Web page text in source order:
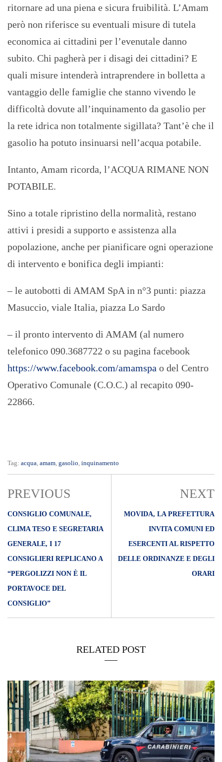
ritornare ad una piena e sicura fruibilità. L’Amam
però non riferisce su eventuali misure di tutela
economica ai cittadini per l’evenutale danno
subito. Chi pagherà per i disagi dei cittadini? E
quali misure intenderà intraprendere in bolletta a
vantaggio delle famiglie che stanno vivendo le
difficoltà dovute all’inquinamento da gasolio per
la rete idrica non totalmente sigillata? Tant’è che il
gasolio ha potuto insinuarsi nell’acqua potabile.
Intanto, Amam ricorda, l’ACQUA RIMANE NON
POTABILE.
Sino a totale ripristino della normalità, restano
attivi i presidi a supporto e assistenza alla
popolazione, anche per pianificare ogni operazione
di intervento e bonifica degli impianti:
– le autobotti di AMAM SpA in n°3 punti: piazza
Masuccio, viale Italia, piazza Lo Sardo
– il pronto intervento di AMAM (al numero
telefonico 090.3687722 o su pagina facebook
https://www.facebook.com/amamspa o del Centro
Operativo Comunale (C.O.C.) al recapito 090-
22866.
Tag: acqua, amam, gasolio, inquinamento
PREVIOUS
CONSIGLIO COMUNALE,
CLIMA TESO E SEGRETARIA
GENERALE, I 17
CONSIGLIERI REPLICANO A
“PERGOLIZZI NON È IL
PORTAVOCE DEL
CONSIGLIO”
NEXT
MOVIDA, LA PREFETTURA
INVITA COMUNI ED
ESERCENTI AL RISPETTO
DELLE ORDINANZE E DEGLI
ORARI
RELATED POST